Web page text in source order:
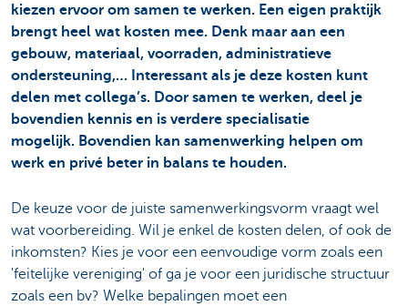
kiezen ervoor om samen te werken. Een eigen praktijk
brengt heel wat kosten mee. Denk maar aan een
gebouw, materiaal, voorraden, administratieve
ondersteuning,… Interessant als je deze kosten kunt
delen met collega’s. Door samen te werken, deel je
bovendien kennis en is verdere specialisatie
mogelijk. Bovendien kan samenwerking helpen om
werk en privé beter in balans te houden.
De keuze voor de juiste samenwerkingsvorm vraagt wel
wat voorbereiding. Wil je enkel de kosten delen, of ook de
inkomsten? Kies je voor een eenvoudige vorm zoals een
'feitelijke vereniging' of ga je voor een juridische structuur
zoals een bv? Welke bepalingen moet een